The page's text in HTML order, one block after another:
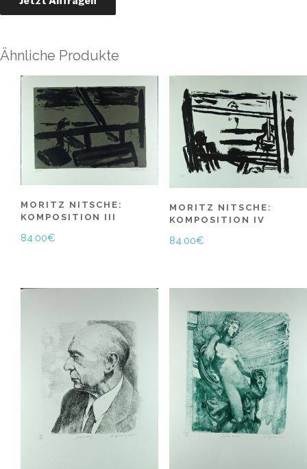
Ähnliche Produkte
MORITZ NITSCHE:
KOMPOSITION III
84.00€
MORITZ NITSCHE:
KOMPOSITION IV
84.00€